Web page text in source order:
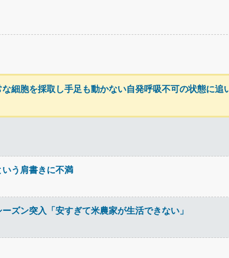
細胞を採取し手足も動かない自発呼吸不可の状態に
う肩書きに不満
ズン突入「安すぎて米農家が生活できない」